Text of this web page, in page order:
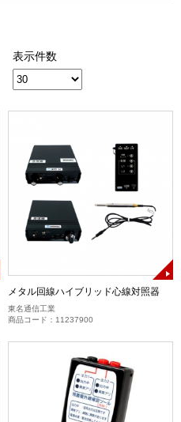
表示件数
メタル回線ハイブリッド心線対照器
東名通信工業
商品コード：11237900